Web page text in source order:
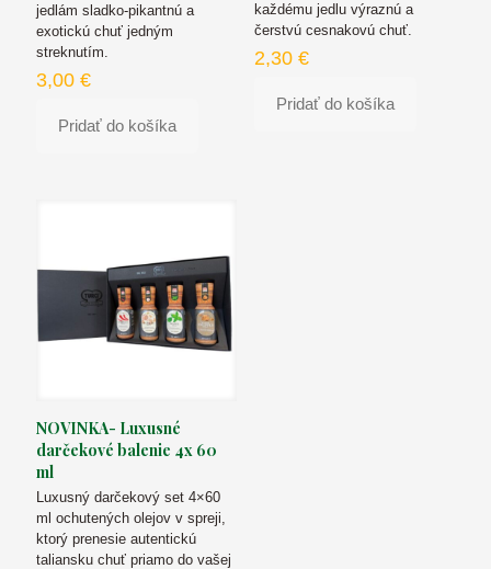
jedlám sladko-pikantnú a
exotickú chuť jedným
streknutím.
3,00 €
Pridať do košíka
každému jedlu výraznú a
čerstvú cesnakovú chuť.
2,30 €
Pridať do košíka
NOVINKA- Luxusné
darčekové balenie 4x 60
ml
Luxusný darčekový set 4×60
ml ochutených olejov v spreji,
ktorý prenesie autentickú
taliansku chuť priamo do vašej